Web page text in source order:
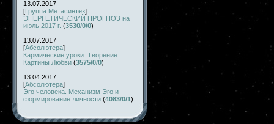
13.07.2017
[Группа Метасинтез]
ЭНЕРГЕТИЧЕСКИЙ ПРОГНОЗ на
июль 2017 г. (3530/0/0)
13.07.2017
[Абсолютера]
Кармические уроки. Творение
Картины Любви (3575/0/0)
13.04.2017
[Абсолютера]
Эго человека. Механизм Эго и
формирование личности (4083/0/1)